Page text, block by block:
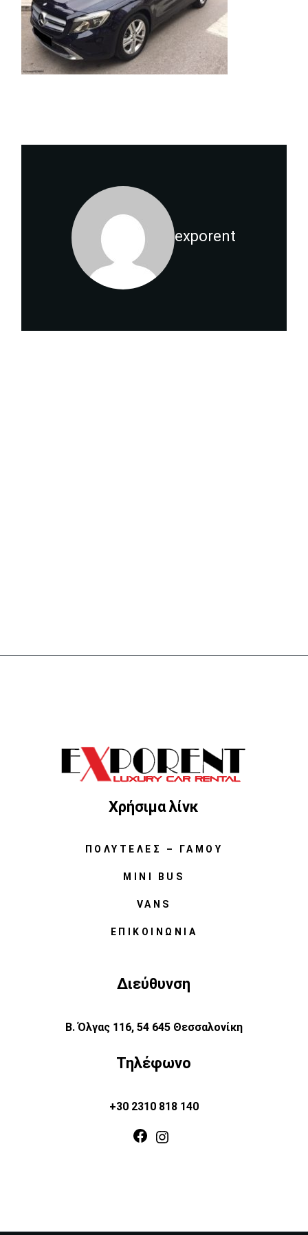
exporent
Χρήσιμα λίνκ
ΠΟΛΥΤΕΛΈΣ – ΓΆΜΟΥ
MINI BUS
VANS
ΕΠΙΚΟΙΝΩΝΊΑ
Διεύθυνση
Β. Όλγας 116, 54 645 Θεσσαλονίκη
Τηλέφωνο
+30 2310 818 140
Facebook
Instagram